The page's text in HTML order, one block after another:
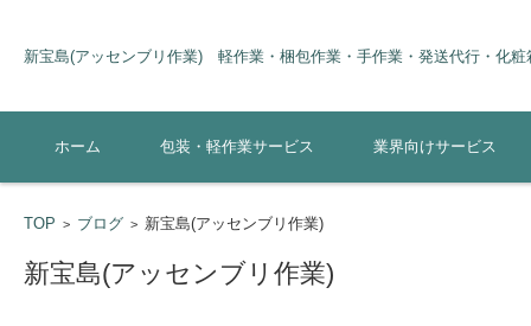
新宝島(アッセンブリ作業) 軽作業・梱包作業・手作業・発送代行・化
コンテンツに移動
ホーム
包装・軽作業サービス 業界向けサービス
TOP > ブログ > 新宝島(アッセンブリ作業)
新宝島(アッセンブリ作業)